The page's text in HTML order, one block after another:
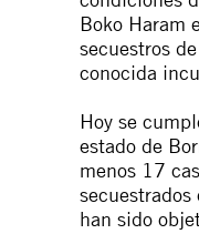
Boko Haram
secuestros
conocida
Hoy se
estado de
menos 17
secuestrados
han sido